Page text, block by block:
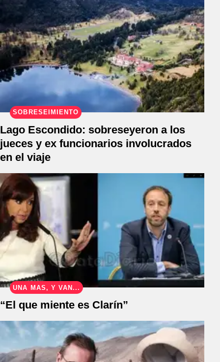
SOBRESEIMIENTO
Lago Escondido: sobreseyeron a los
jueces y ex funcionarios involucrados
en el viaje
UNA MÁS, Y VAN...
“El que miente es Clarín”